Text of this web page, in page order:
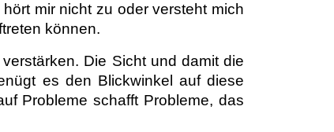
mir nicht zu oder versteht mich
können.
Die Sicht und damit die
es den Blickwinkel auf diese
Probleme schafft Probleme, das